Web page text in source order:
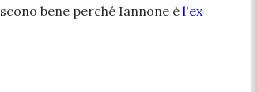
bene perché Iannone èl'ex